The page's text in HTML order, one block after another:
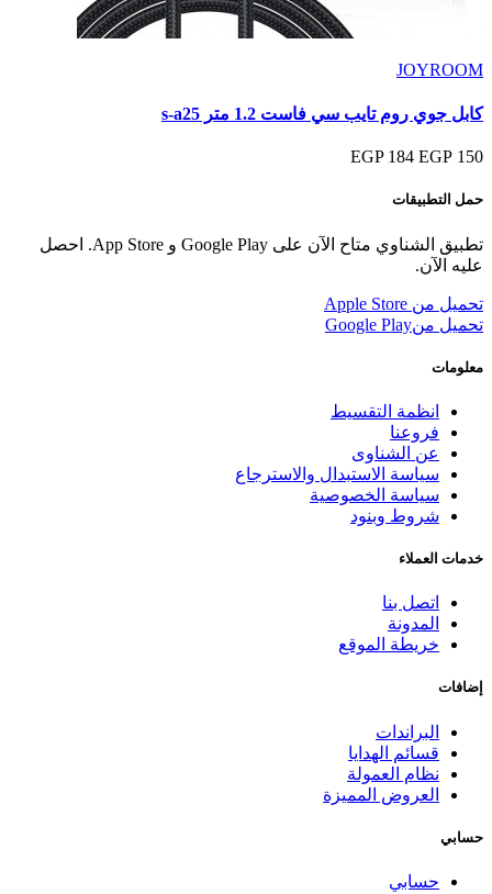
JOYROOM
كابل جوي روم تايب سي فاست 1.2 متر s-a25
150 EGP
184 EGP
حمل التطبيقات
تطبيق الشناوي متاح الآن على Google Play و App Store. احصل
عليه الآن.
تحميل من Apple Store
تحميل منGoogle Play
معلومات
انظمة التقسيط
فروعنا
عن الشناوى
سياسة الاستبدال والاسترجاع
سياسة الخصوصية
شروط وبنود
خدمات العملاء
اتصل بنا
المدونة
خريطة الموقع
إضافات
البراندات
قسائم الهدايا
نظام العمولة
العروض المميزة
حسابي
حسابي